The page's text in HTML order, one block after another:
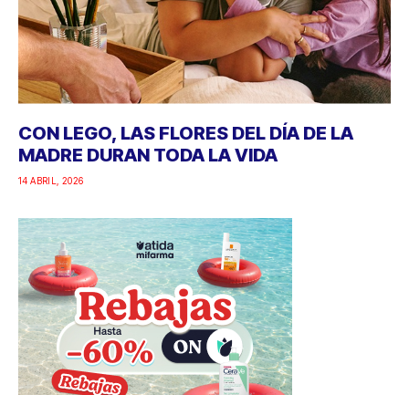
CON LEGO, LAS FLORES DEL DÍA DE LA
MADRE DURAN TODA LA VIDA
14 ABRIL, 2026